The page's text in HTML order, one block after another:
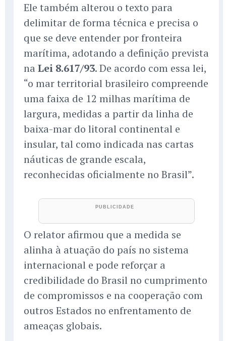
Ele também alterou o texto para
delimitar de forma técnica e precisa o
que se deve entender por fronteira
marítima, adotando a definição prevista
na Lei 8.617/93. De acordo com essa lei,
“o mar territorial brasileiro compreende
uma faixa de 12 milhas marítima de
largura, medidas a partir da linha de
baixa-mar do litoral continental e
insular, tal como indicada nas cartas
náuticas de grande escala,
reconhecidas oficialmente no Brasil”.
O relator afirmou que a medida se
alinha à atuação do país no sistema
internacional e pode reforçar a
credibilidade do Brasil no cumprimento
de compromissos e na cooperação com
outros Estados no enfrentamento de
ameaças globais.